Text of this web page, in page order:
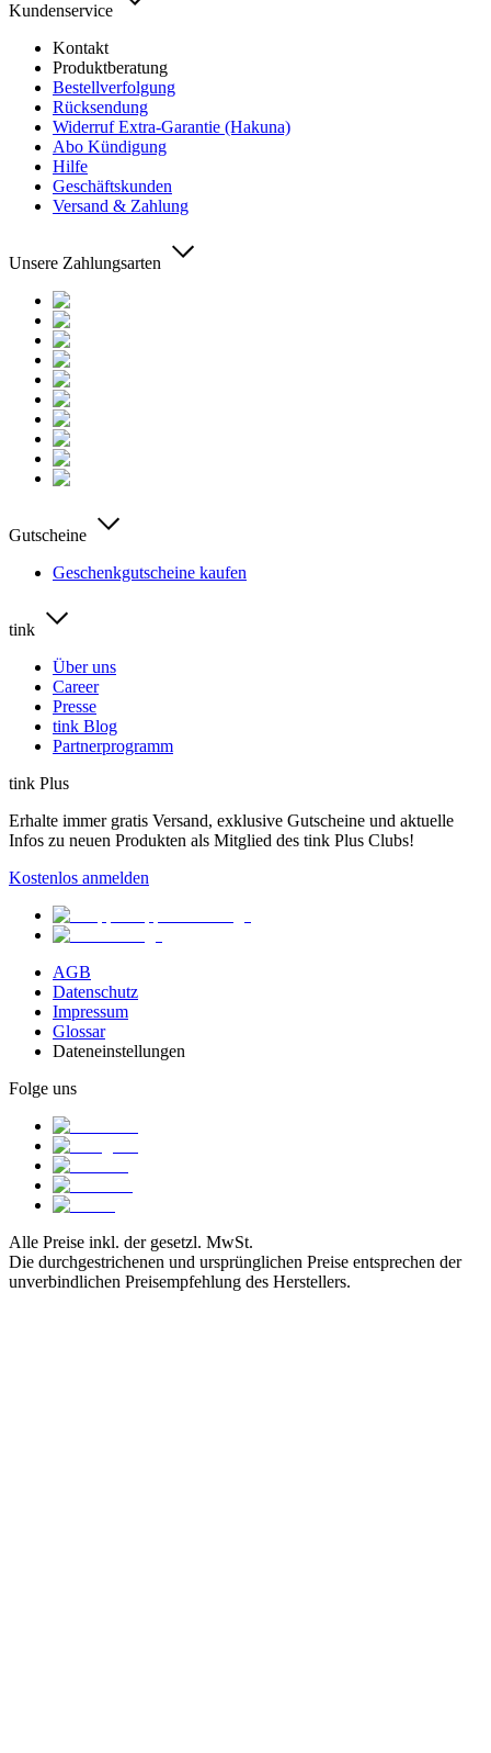
Kundenservice
Kontakt
Produktberatung
Bestellverfolgung
Rücksendung
Widerruf Extra-Garantie (Hakuna)
Abo Kündigung
Hilfe
Geschäftskunden
Versand & Zahlung
Unsere Zahlungsarten
Gutscheine
Geschenkgutscheine kaufen
tink
Über uns
Career
Presse
tink Blog
Partnerprogramm
tink Plus
Erhalte immer gratis Versand, exklusive Gutscheine und aktuelle
Infos zu neuen Produkten als Mitglied des tink Plus Clubs!
Kostenlos anmelden
AGB
Datenschutz
Impressum
Glossar
Dateneinstellungen
Folge uns
Alle Preise inkl. der gesetzl. MwSt.
Die durchgestrichenen und ursprünglichen Preise entsprechen der
unverbindlichen Preisempfehlung des Herstellers.